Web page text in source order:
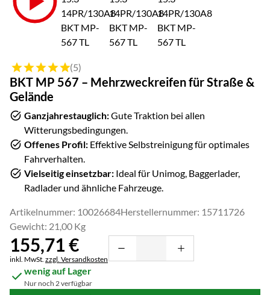
Bewertung: 5 von 5 (5 Bewertungen)
(5)
BKT MP 567 – Mehrzweckreifen für Straße &
Gelände
Ganzjahrestauglich:Gute Traktion bei allen
Witterungsbedingungen.
Offenes Profil: Effektive Selbstreinigung für optimales
Fahrverhalten.
Vielseitig einsetzbar: Ideal für Unimog, Baggerlader,
Radlader und ähnliche Fahrzeuge.
Artikelnummer: 10026684Herstellernummer: 15711726
Gewicht: 21,00 Kg
155,71€
Steuerhinweis:
inkl. MwSt. zzgl. Versandkosten
wenig auf Lager
Nur noch 2 verfügbar